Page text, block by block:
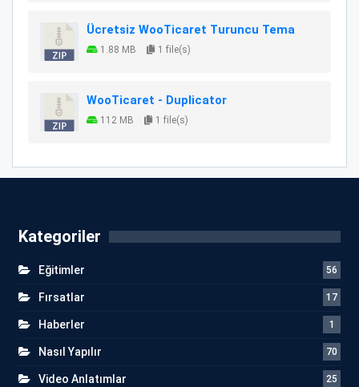
Ücretsiz WooTicaret Turuncu Tema
1.88 MB 1 file(s)
WooTicaret - Duplicator
112 MB 1 file(s)
Kategoriler
Eğitimler 56
Fırsatlar 17
Haberler 1
Nasıl Yapılır 70
Video Anlatımlar 25